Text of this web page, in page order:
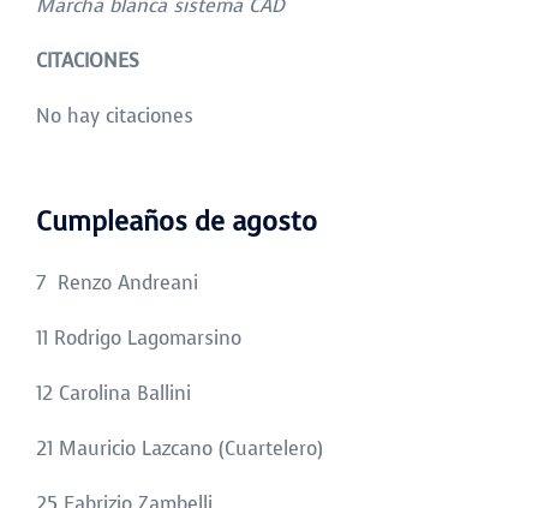
Marcha blanca sistema CAD
CITACIONES
No hay citaciones
Cumpleaños de agosto
7 Renzo Andreani
11 Rodrigo Lagomarsino
12 Carolina Ballini
21 Mauricio Lazcano (Cuartelero)